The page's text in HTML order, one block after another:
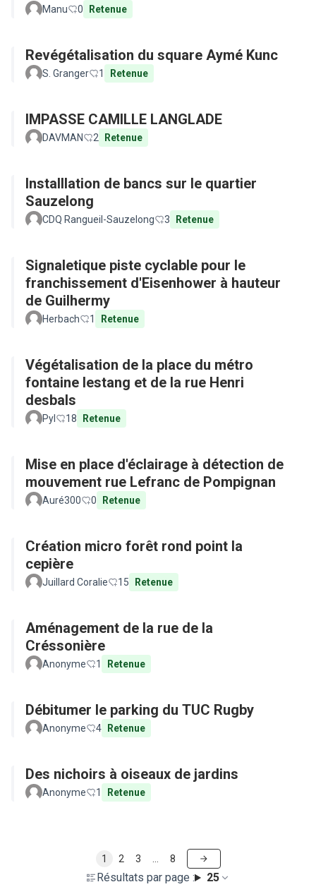
Manu 0 Retenue
Revégétalisation du square Aymé Kunc
S. Granger 1 Retenue
IMPASSE CAMILLE LANGLADE
DAVMAN 2 Retenue
Installlation de bancs sur le quartier
Sauzelong
CDQ Rangueil-Sauzelong 3 Retenue
Signaletique piste cyclable pour le
franchissement d'Eisenhower à hauteur
de Guilhermy
Herbach 1 Retenue
Végétalisation de la place du métro
fontaine lestang et de la rue Henri
desbals
Pyl 18 Retenue
Mise en place d'éclairage à détection de
mouvement rue Lefranc de Pompignan
Auré300 0 Retenue
Création micro forêt rond point la
cepière
Juillard Coralie 15 Retenue
Aménagement de la rue de la
Créssonière
Anonyme 1 Retenue
Débitumer le parking du TUC Rugby
Anonyme 4 Retenue
Des nichoirs à oiseaux de jardins
Anonyme 1 Retenue
Résultats par page : 25
1 2 3 8